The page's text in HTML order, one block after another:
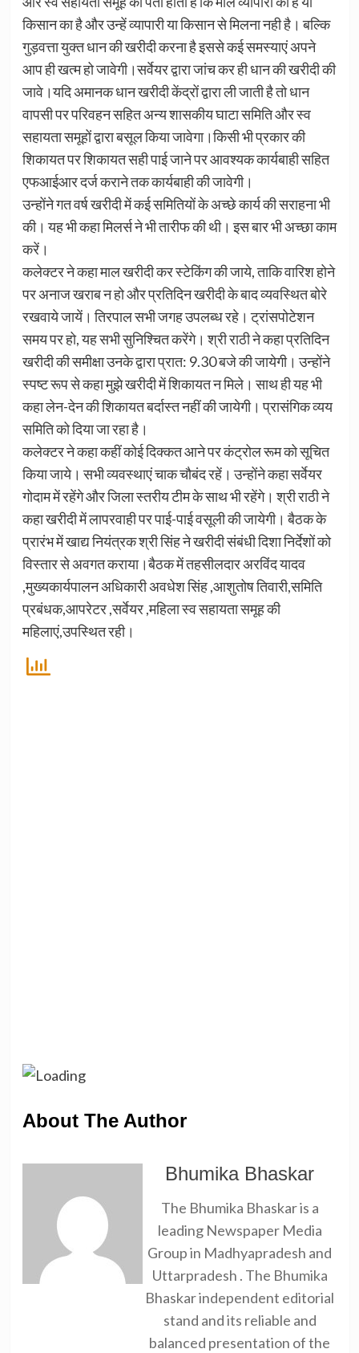
किसान का है और उन्हें व्यापारी या किसान से मिलना नही है। बल्कि
गुड़वत्ता युक्त धान की खरीदी करना है इससे कई समस्याएं अपने
आप ही खत्म हो जावेगी।सर्वेयर द्वारा जांच कर ही धान की खरीदी की
जावे।यदि अमानक धान खरीदी केंद्रों द्वारा ली जाती है तो धान
वापसी पर परिवहन सहित अन्य शासकीय घाटा समिति और स्व
सहायता समूहों द्वारा बसूल किया जावेगा।किसी भी प्रकार की
शिकायत पर शिकायत सही पाई जाने पर आवश्यक कार्यबाही सहित
एफआईआर दर्ज कराने तक कार्यबाही की जावेगी।
उन्होंने गत वर्ष खरीदी में कई समितियों के अच्छे कार्य की सराहना भी
की। यह भी कहा मिलर्स ने भी तारीफ की थी। इस बार भी अच्छा काम
करें।
कलेक्टर ने कहा माल खरीदी कर स्टेकिंग की जाये, ताकि वारिश होने
पर अनाज खराब न हो और प्रतिदिन खरीदी के बाद व्यवस्थित बोरे
रखवाये जायें। तिरपाल सभी जगह उपलब्ध रहे। ट्रांसपोटेशन
समय पर हो, यह सभी सुनिश्चित करेंगे। श्री राठी ने कहा प्रतिदिन
खरीदी की समीक्षा उनके द्वारा प्रात: 9.30 बजे की जायेगी। उन्होंने
स्पष्ट रूप से कहा मुझे खरीदी में शिकायत न मिले। साथ ही यह भी
कहा लेन-देन की शिकायत बर्दास्त नहीं की जायेगी। प्रासंगिक व्यय
समिति को दिया जा रहा है।
कलेक्टर ने कहा कहीं कोई दिक्कत आने पर कंट्रोल रूम को सूचित
किया जाये। सभी व्यवस्थाएं चाक चौबंद रहें। उन्होंने कहा सर्वेयर
गोदाम में रहेंगे और जिला स्तरीय टीम के साथ भी रहेंगे। श्री राठी ने
कहा खरीदी में लापरवाही पर पाई-पाई वसूली की जायेगी। बैठक के
प्रारंभ में खाद्य नियंत्रक श्री सिंह ने खरीदी संबंधी दिशा निर्देशों को
विस्तार से अवगत कराया।बैठक में तहसीलदार अरविंद यादव
,मुख्यकार्यपालन अधिकारी अवधेश सिंह ,आशुतोष तिवारी,समिति
प्रबंधक,आपरेटर ,सर्वेयर ,महिला स्व सहायता समूह की
महिलाएं,उपस्थित रही।
About The Author
Bhumika Bhaskar
The Bhumika Bhaskar is a
leading Newspaper Media
Group in Madhyapradesh and
Uttarpradesh . The Bhumika
Bhaskar independent editorial
stand and its reliable and
balanced presentation of the